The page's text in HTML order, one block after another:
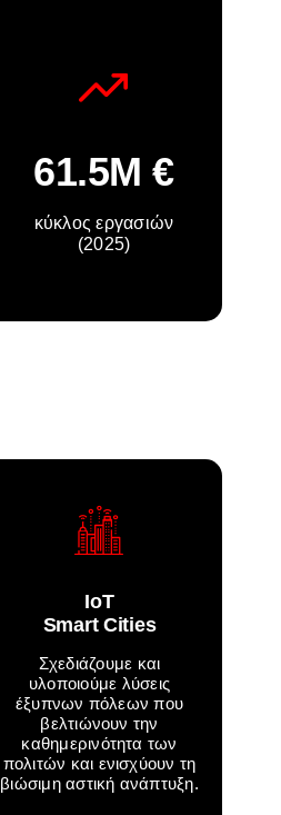
61.5M €
κύκλος εργασιών
(2025)
IoT
Smart Cities
Σχεδιάζουμε και
υλοποιούμε λύσεις
έξυπνων πόλεων που
βελτιώνουν την
καθημερινότητα των
πολιτών και ενισχύουν τη
βιώσιμη αστική ανάπτυξη.